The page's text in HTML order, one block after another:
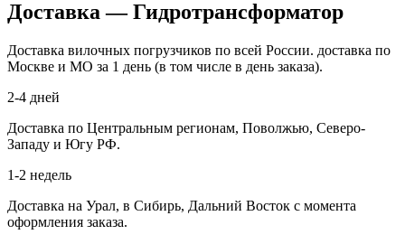
Доставка — Гидротрансформатор
Доставка вилочных погрузчиков по всей России. доставка по
Москве и МО за 1 день (в том числе в день заказа).
2-4 дней
Доставка по Центральным регионам, Поволжью, Северо-
Западу и Югу РФ.
1-2 недель
Доставка на Урал, в Сибирь, Дальний Восток с момента
оформления заказа.